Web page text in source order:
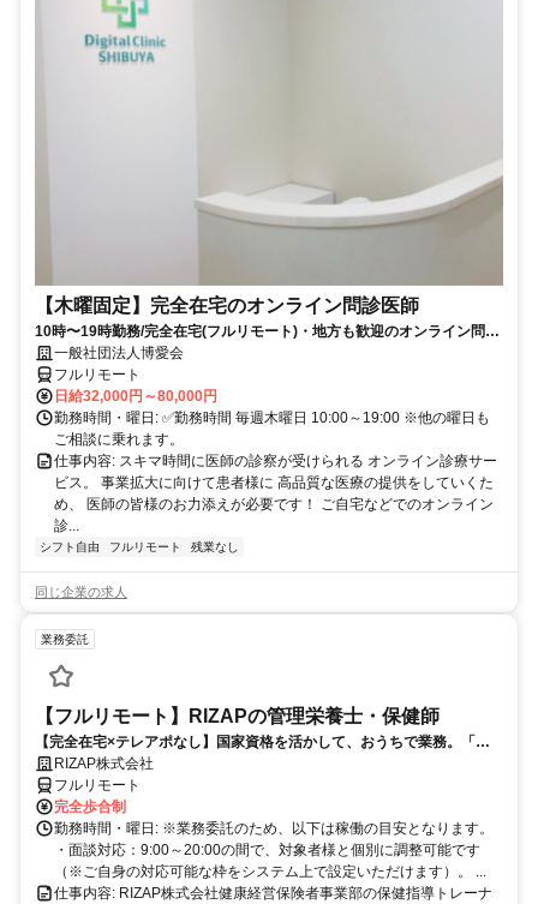
【木曜固定】完全在宅のオンライン問診医師
10時〜19時勤務/完全在宅(フルリモート)・地方も歓迎のオンライン問診
業務一般社団法人博愛会
フルリモート
日給32,000円～80,000円
勤務時間・曜日: ✅勤務時間 毎週木曜日 10:00～19:00 ※他の曜日も
ご相談に乗れます。
仕事内容: スキマ時間に医師の診察が受けられる オンライン診療サー
ビス。 事業拡大に向けて患者様に 高品質な医療の提供をしていくた
め、 医師の皆様のお力添えが必要です！ ご自宅などでのオンライン
診...
シフト自由 フルリモート 残業なし
同じ企業の求人
業務委託
【フルリモート】RIZAPの管理栄養士・保健師
【完全在宅×テレアポなし】国家資格を活かして、おうちで業務。「も
う一つの安心」を。主婦・Wワーカー活躍中！「平日の日中だけ」「夕
方以降の数時間だけ」など、生活リズムに合わせた時間調整が可能で
す。1件ごとの成果報酬型だから、頑張った分だけ手応えのある収入
に。充実のサポート体制で、安心の在宅ワークを始めませんか？
RIZAP株式会社
フルリモート
完全歩合制
勤務時間・曜日: ※業務委託のため、以下は稼働の目安となります。
・面談対応：9:00～20:00の間で、対象者様と個別に調整可能です
（※ご自身の対応可能な枠をシステム上で設定いただけます）。 ...
仕事内容: RIZAP株式会社健康経営保険者事業部の保健指導トレーナ